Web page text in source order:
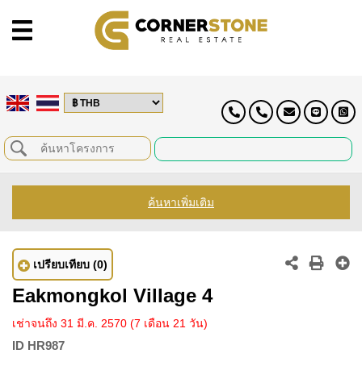
ค้นหาเพิ่มเติม
เปรียบเทียบ (0)
Eakmongkol Village 4
เช่าจนถึง 31 มี.ค. 2570 (7 เดือน 21 วัน)
ID HR987